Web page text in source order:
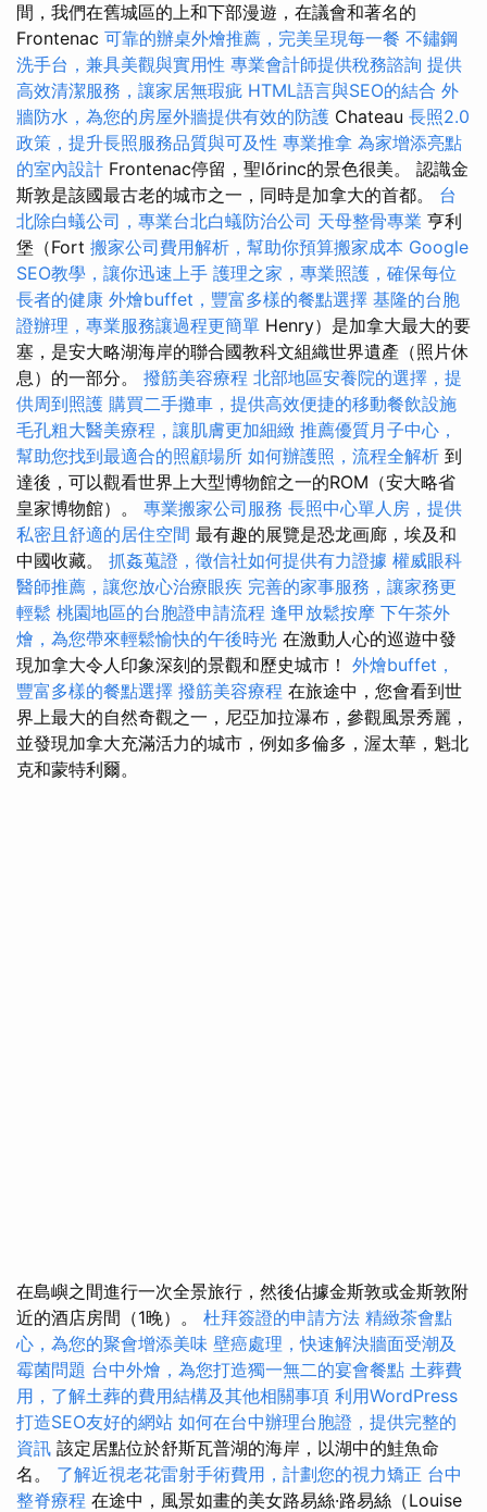
間，我們在舊城區的上和下部漫遊，在議會和著名的
Frontenac 可靠的辦桌外燴推薦，完美呈現每一餐 不鏽鋼
洗手台，兼具美觀與實用性 專業會計師提供稅務諮詢 提供
高效清潔服務，讓家居無瑕疵 HTML語言與SEO的結合 外
牆防水，為您的房屋外牆提供有效的防護 Chateau 長照2.0
政策，提升長照服務品質與可及性 專業推拿 為家增添亮點
的室內設計 Frontenac停留，聖lőrinc的景色很美。 認識金
斯敦是該國最古老的城市之一，同時是加拿大的首都。 台
北除白蟻公司，專業台北白蟻防治公司 天母整骨專業 亨利
堡（Fort 搬家公司費用解析，幫助你預算搬家成本 Google
SEO教學，讓你迅速上手 護理之家，專業照護，確保每位
長者的健康 外燴buffet，豐富多樣的餐點選擇 基隆的台胞
證辦理，專業服務讓過程更簡單 Henry）是加拿大最大的要
塞，是安大略湖海岸的聯合國教科文組織世界遺產（照片休
息）的一部分。 撥筋美容療程 北部地區安養院的選擇，提
供周到照護 購買二手攤車，提供高效便捷的移動餐飲設施
毛孔粗大醫美療程，讓肌膚更加細緻 推薦優質月子中心，
幫助您找到最適合的照顧場所 如何辦護照，流程全解析 到
達後，可以觀看世界上大型博物館之一的ROM（安大略省
皇家博物館）。 專業搬家公司服務 長照中心單人房，提供
私密且舒適的居住空間 最有趣的展覽是恐龙画廊，埃及和
中國收藏。 抓姦蒐證，徵信社如何提供有力證據 權威眼科
醫師推薦，讓您放心治療眼疾 完善的家事服務，讓家務更
輕鬆 桃園地區的台胞證申請流程 逢甲放鬆按摩 下午茶外
燴，為您帶來輕鬆愉快的午後時光 在激動人心的巡遊中發
現加拿大令人印象深刻的景觀和歷史城市！ 外燴buffet，
豐富多樣的餐點選擇 撥筋美容療程 在旅途中，您會看到世
界上最大的自然奇觀之一，尼亞加拉瀑布，參觀風景秀麗，
並發現加拿大充滿活力的城市，例如多倫多，渥太華，魁北
克和蒙特利爾。
在島嶼之間進行一次全景旅行，然後佔據金斯敦或金斯敦附
近的酒店房間（1晚）。 杜拜簽證的申請方法 精緻茶會點
心，為您的聚會增添美味 壁癌處理，快速解決牆面受潮及
霉菌問題 台中外燴，為您打造獨一無二的宴會餐點 土葬費
用，了解土葬的費用結構及其他相關事項 利用WordPress
打造SEO友好的網站 如何在台中辦理台胞證，提供完整的
資訊 該定居點位於舒斯瓦普湖的海岸，以湖中的鮭魚命
名。 了解近視老花雷射手術費用，計劃您的視力矯正 台中
整脊療程 在途中，風景如畫的美女路易絲·路易絲（Louise